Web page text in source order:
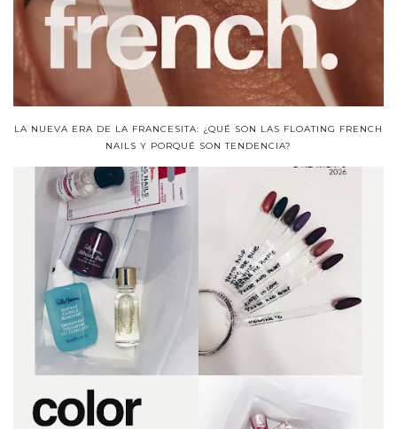
LA NUEVA ERA DE LA FRANCESITA: ¿QUÉ SON LAS FLOATING FRENCH
NAILS Y PORQUÉ SON TENDENCIA?